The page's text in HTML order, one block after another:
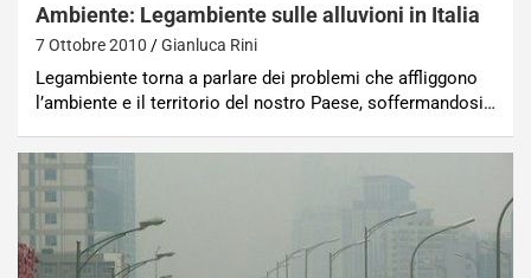
Ambiente: Legambiente sulle alluvioni in Italia
7 Ottobre 2010 Gianluca Rini
Legambiente torna a parlare dei problemi che affliggono
l’ambiente e il territorio del nostro Paese, soffermandosi…